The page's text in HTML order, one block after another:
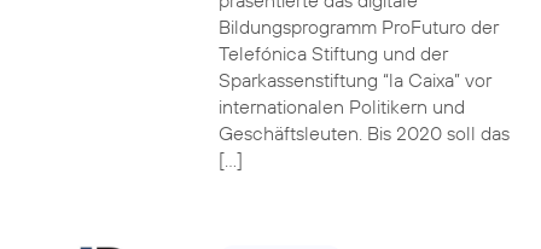
Bildungsprogramm ProFuturo der
Telefónica Stiftung und der
Sparkassenstiftung “la Caixa” vor
internationalen Politikern und
Geschäftsleuten. Bis 2020 soll das
[…]